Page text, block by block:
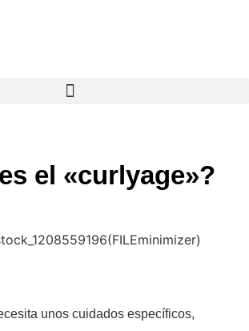
el «curlyage»?
unos cuidados específicos,